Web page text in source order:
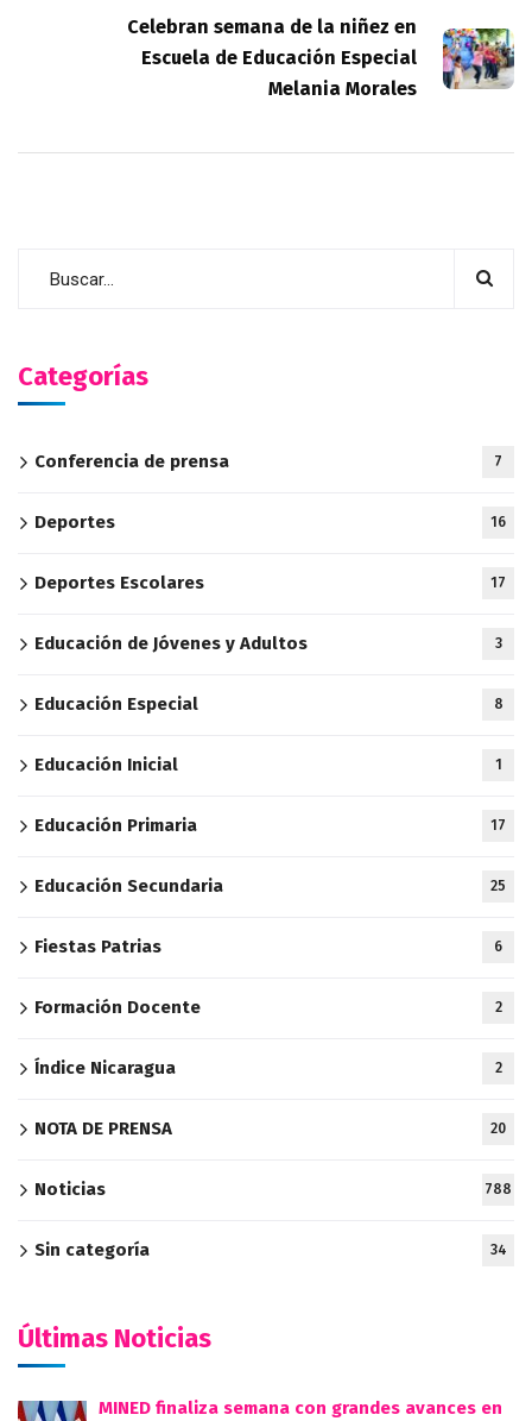
Celebran semana de la niñez en
Escuela de Educación Especial
Melania Morales
Categorías
Conferencia de prensa 7
Deportes 16
Deportes Escolares 17
Educación de Jóvenes y Adultos 3
Educación Especial 8
Educación Inicial 1
Educación Primaria 17
Educación Secundaria 25
Fiestas Patrias 6
Formación Docente 2
Índice Nicaragua 2
NOTA DE PRENSA 20
Noticias 788
Sin categoría 34
Últimas Noticias
MINED finaliza semana con grandes avances en